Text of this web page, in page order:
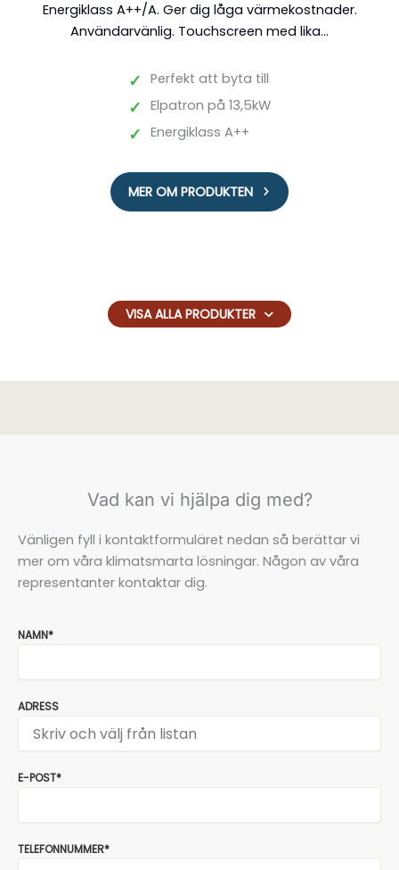
Energiklass A++/A. Ger dig låga värmekostnader.
Användarvänlig. Touchscreen med lika...
✓ Perfekt att byta till
✓ Elpatron på 13,5kW
✓ Energiklass A++
MER OM PRODUKTEN
VISA ALLA PRODUKTER
Vad kan vi hjälpa dig med?
Vänligen fyll i kontaktformuläret nedan så berättar vi
mer om våra klimatsmarta lösningar. Någon av våra
representanter kontaktar dig.
NAMN*
ADRESS
E-POST*
TELEFONNUMMER*